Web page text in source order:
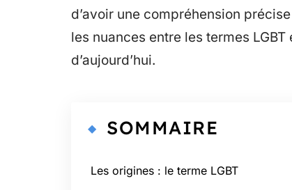
d’avoir une compréhension
les nuances entre les termes
d’aujourd’hui.
SOMMAIRE
Les origines : le terme LGBT